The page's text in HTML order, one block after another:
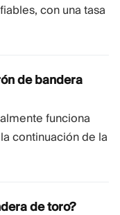
con una tasa
de bandera
funciona
continuación de la
de toro?